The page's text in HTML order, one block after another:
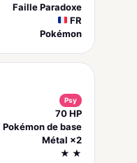
Faille Paradoxe
FR
Pokémon
Psy
70 HP
Pokémon de base
Métal ×2
★ ★